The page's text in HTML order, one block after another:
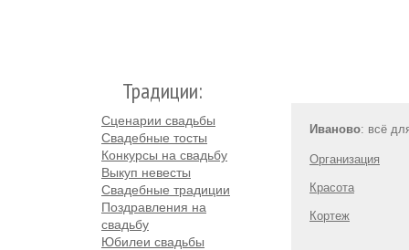
Традиции:
Сценарии свадьбы
Свадебные тосты
Конкурсы на свадьбу
Выкуп невесты
Свадебные традиции
Поздравления на
свадьбу
Юбилеи свадьбы
Иваново: всё
Организация
Красота
Кортеж